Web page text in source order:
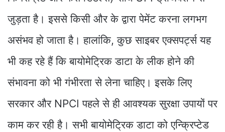
जुड़ता है। इससे किसी और के द्वारा पेमेंट करना लगभग
असंभव हो जाता है। हालांकि, कुछ साइबर एक्सपर्ट्स यह
भी कह रहे हैं कि बायोमेट्रिक डाटा के लीक होने की
संभावना को भी गंभीरता से लेना चाहिए। इसके लिए
सरकार और NPCI पहले से ही आवश्यक सुरक्षा उपायों पर
काम कर रही है। सभी बायोमेट्रिक डाटा को एन्क्रिप्टेड